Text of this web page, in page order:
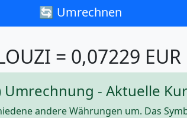
🔄 Umrechnen
= 0,07229 EUR
Umrechnung - Aktuelle
andere Währungen um. Das